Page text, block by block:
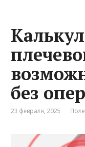
без
23 февраля, 2025